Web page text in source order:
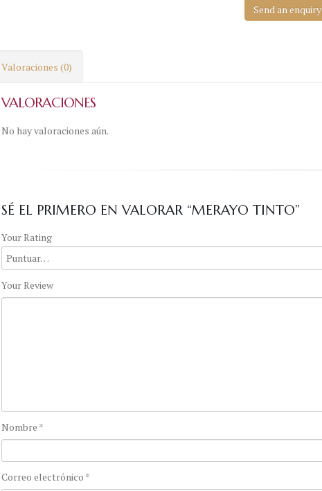
Send an enquiry
Valoraciones (0)
VALORACIONES
No hay valoraciones aún.
SÉ EL PRIMERO EN VALORAR “MERAYO TINTO”
Your Rating
Your Review
Nombre *
Correo electrónico *